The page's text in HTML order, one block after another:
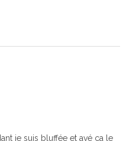
je suis bluffée et avé ça le